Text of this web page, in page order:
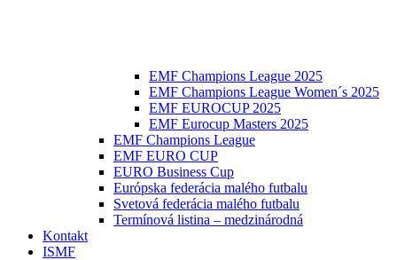
EMF Champions League 2025
EMF Champions League Women´s 2025
EMF EUROCUP 2025
EMF Eurocup Masters 2025
EMF Champions League
EMF EURO CUP
EURO Business Cup
Európska federácia malého futbalu
Svetová federácia malého futbalu
Termínová listina – medzinárodná
Kontakt
ISMF